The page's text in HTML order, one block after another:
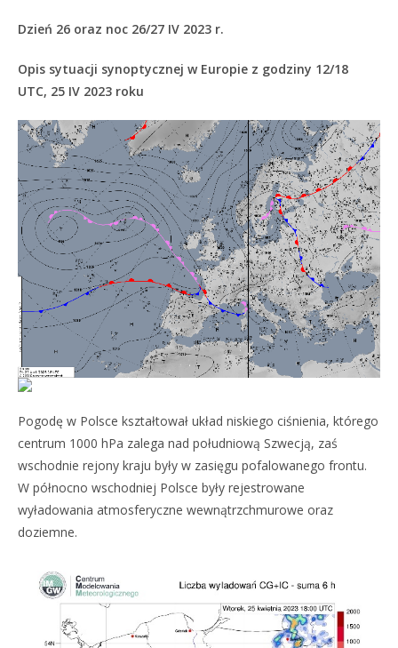
Dzień 26 oraz noc 26/27 IV 2023 r.
Opis sytuacji synoptycznej w Europie z godziny 12/18
UTC, 25 IV 2023 roku
Pogodę w Polsce kształtował układ niskiego ciśnienia, którego
centrum 1000 hPa zalega nad południową Szwecją, zaś
wschodnie rejony kraju były w zasięgu pofalowanego frontu.
W północno wschodniej Polsce były rejestrowane
wyładowania atmosferyczne wewnątrzchmurowe oraz
doziemne.